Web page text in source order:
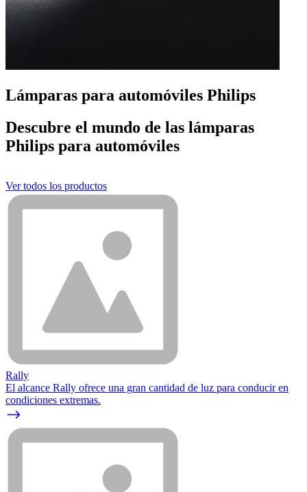
Lámparas para automóviles Philips
Descubre el mundo de las lámparas
Philips para automóviles
Ver todos los productos
Rally
El alcance Rally ofrece una gran cantidad de luz para conducir en
condiciones extremas.